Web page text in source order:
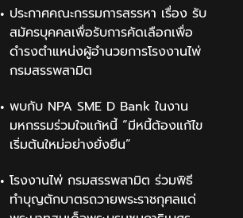
ประกาศคณะกรรมการสรรหา เรื่อง รับ
สมัครบุคคลเพื่อรับการคัดเลือกเพื่อ
ดำรงตำแหน่งผู้อำนวยการโรงงานไพ่
กรมสรรพสามิต
พบกับ NPA SME D Bank ในงาน
มหกรรมร่วมใจแก้หนี้ “มีหนี้ต้องแก้ไข
เริ่มต้นใหม่อย่างยั่งยืน”
โรงงานไพ่ กรมสรรพสามิต ร่วมพิธี
ทำบุญตักบาตรถวายพระราชกุศลแด่